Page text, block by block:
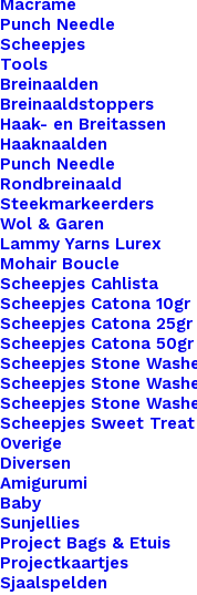
Macrame
Punch Needle
Scheepjes
Tools
Breinaalden
Breinaaldstoppers
Haak- en Breitassen
Haaknaalden
Punch Needle
Rondbreinaald
Steekmarkeerders
Wol & Garen
Lammy Yarns Lurex
Mohair Boucle
Scheepjes Cahlista
Scheepjes Catona 10gr
Scheepjes Catona 25gr
Scheepjes Catona 50gr
Scheepjes Stone
Scheepjes Stone
Scheepjes Stone
Scheepjes Sweet Treat
Overige
Diversen
Amigurumi
Baby
Sunjellies
Project Bags & Etuis
Projectkaartjes
Sjaalspelden
de rest. Voor de
ons bieden we
labels aan die
Gemaakt van
zijn deze labels
voor traditioneel
aan stijl of
verschillen.
Kleur*
Vorm*